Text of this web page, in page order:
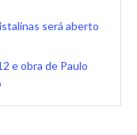
será aberto
e obra de Paulo